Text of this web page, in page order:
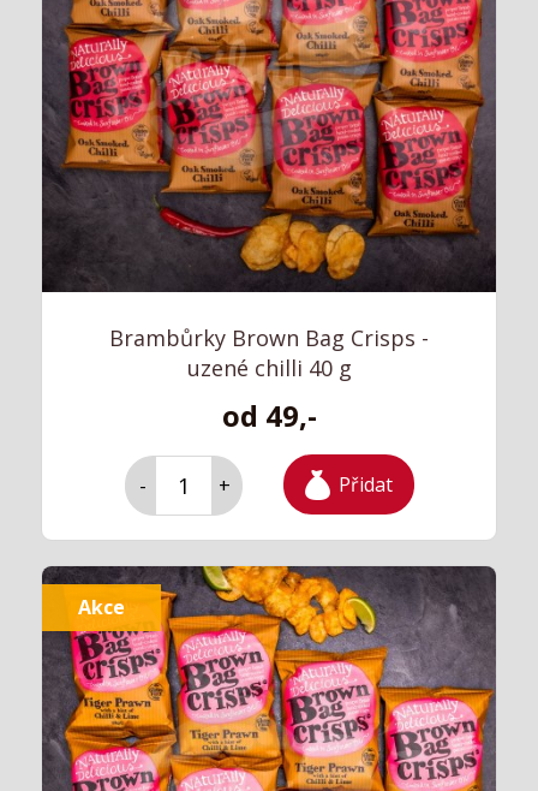
Brambůrky Brown Bag Crisps -
uzené chilli 40 g
od 49,-
- + Přidat
Akce